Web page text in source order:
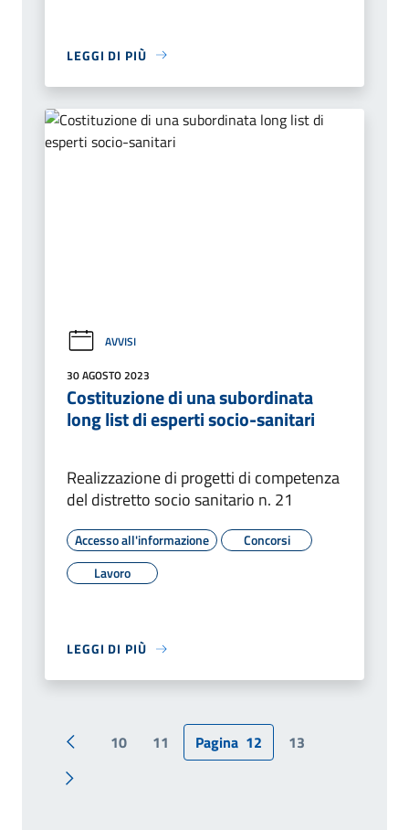
LEGGI DI PIÙ
AVVISI
30 AGOSTO 2023
Costituzione di una subordinata
long list di esperti socio-sanitari
Realizzazione di progetti di competenza
del distretto socio sanitario n. 21
Accesso all'informazione
Concorsi
Lavoro
LEGGI DI PIÙ
Pagina precedente
10 11 Pagina 12 13
Pagina successiva